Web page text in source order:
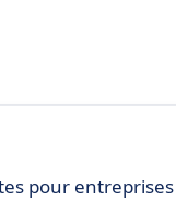
pour entreprises